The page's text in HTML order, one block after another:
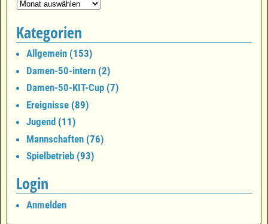
Kategorien
Allgemein (153)
Damen-50-intern (2)
Damen-50-KIT-Cup (7)
Ereignisse (89)
Jugend (11)
Mannschaften (76)
Spielbetrieb (93)
Login
Anmelden